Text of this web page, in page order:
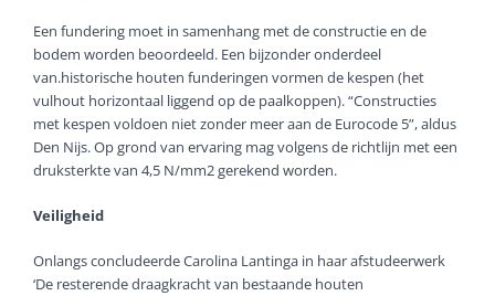
Een fundering moet in samenhang met de constructie en de
bodem worden beoordeeld. Een bijzonder onderdeel
van.historische houten funderingen vormen de kespen (het
vulhout horizontaal liggend op de paalkoppen). “Constructies
met kespen voldoen niet zonder meer aan de Eurocode 5”, aldus
Den Nijs. Op grond van ervaring mag volgens de richtlijn met een
druksterkte van 4,5 N/mm2 gerekend worden.
Veiligheid
Onlangs concludeerde Carolina Lantinga in haar afstudeerwerk
‘De resterende draagkracht van bestaande houten